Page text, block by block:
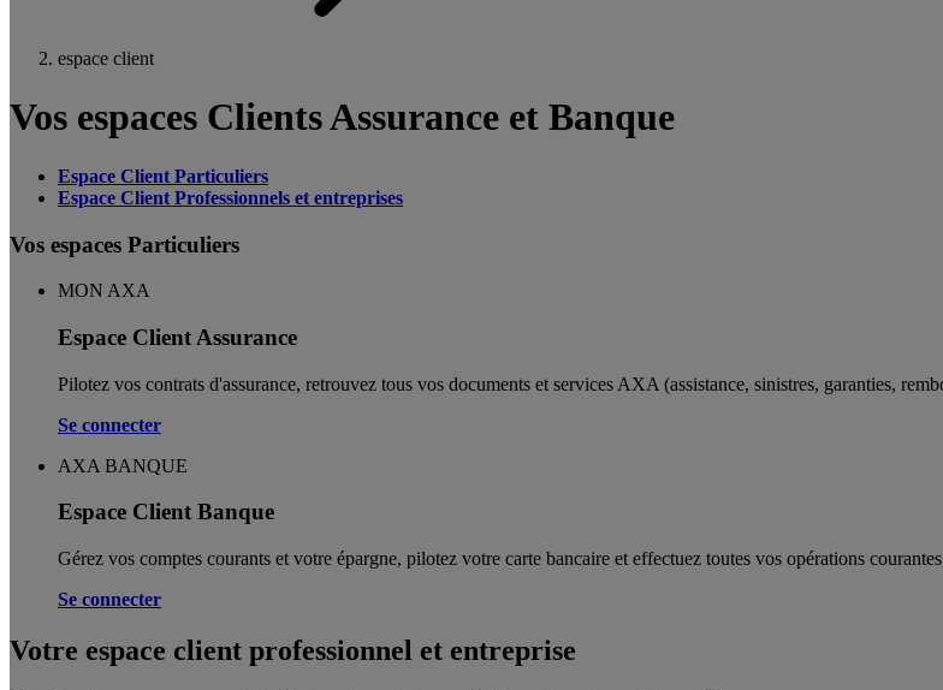
espace client
Vos espaces Clients Assurance et Banque
Espace Client Particuliers
Espace Client Professionnels et entreprises
Vos espaces Particuliers
MON AXA
Espace Client Assurance
Pilotez vos contrats d'assurance, retrouvez tous vos documents et services AXA (assistance, sinistres, garanties,
Se connecter
AXA BANQUE
Espace Client Banque
Gérez vos comptes courants et votre épargne, pilotez votre carte bancaire et effectuez toutes vos opérations
Se connecter
Votre espace client professionnel et entreprise